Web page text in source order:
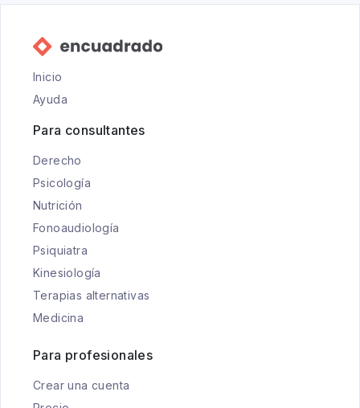
Inicio
Ayuda
Para consultantes
Derecho
Psicología
Nutrición
Fonoaudiología
Psiquiatra
Kinesiología
Terapias alternativas
Medicina
Para profesionales
Crear una cuenta